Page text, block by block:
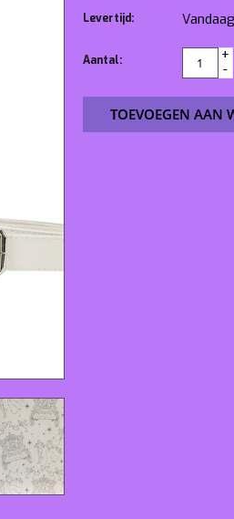
Levertijd:
Aantal:
+
-
TOEVOEGEN AAN